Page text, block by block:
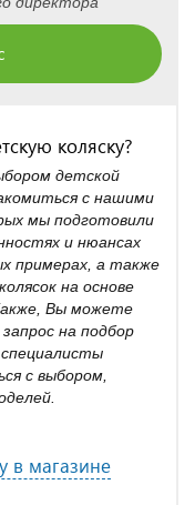
коляску?
детской
с нашими
мы подготовили
и нюансах
примерах, а также
на основе
Вы можете
на подбор
с выбором,
в магазине